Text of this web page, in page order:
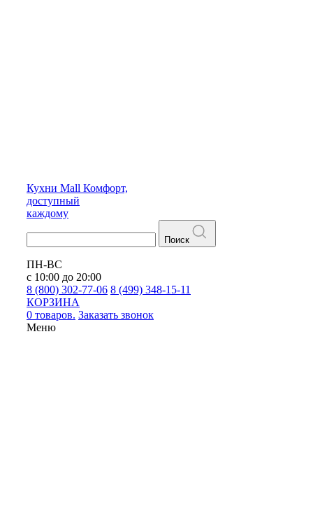
Кухни Mall Комфорт,
доступный
каждому
Поиск
ПН-ВС
с 10:00 до 20:00
8 (800) 302-77-06 8 (499) 348-15-11
КОРЗИНА
0 товаров. Заказать звонок
Меню